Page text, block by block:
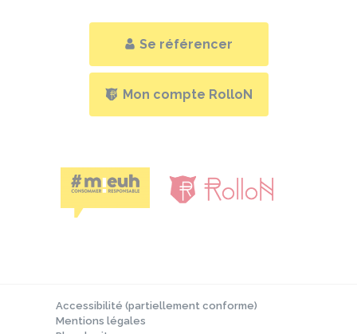
Se référencer
Mon compte RolloN
Accessibilité (partiellement conforme)
Mentions légales